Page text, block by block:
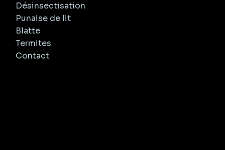
Désinsectisation
Punaise de lit
Blatte
Termites
Contact